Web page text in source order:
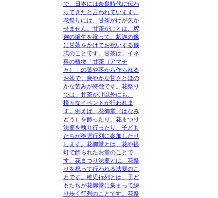
で、日本には奈良時代に伝わ
ってきたと言われています。
花祭りには、甘茶がけが欠か
せません。甘茶がけとは、釈
迦の誕生を祝って、釈迦の像
に甘茶をかけてお祝いする儀
式のことです。甘茶は、イネ
科の植物「甘茶（アマチ
ャ）」の葉や茎から作られる
お茶で、爽やかな甘さとほの
かな苦みが特徴です。花祭り
では、甘茶がけ以外にも、
様々なイベントが行われま
す。例えば、花御堂（はなみ
どう）を飾ったり、花まつり
法要を執り行ったり、子ども
たちが稚児行列に参加したり
します。花御堂とは、花や提
灯で飾られたお堂のことで
す。花まつり法要とは、花祭
りを祝って行われる法要のこ
とです。稚児行列とは、子ど
もたちが花御堂に集まって練
り歩く行列のことです。花祭